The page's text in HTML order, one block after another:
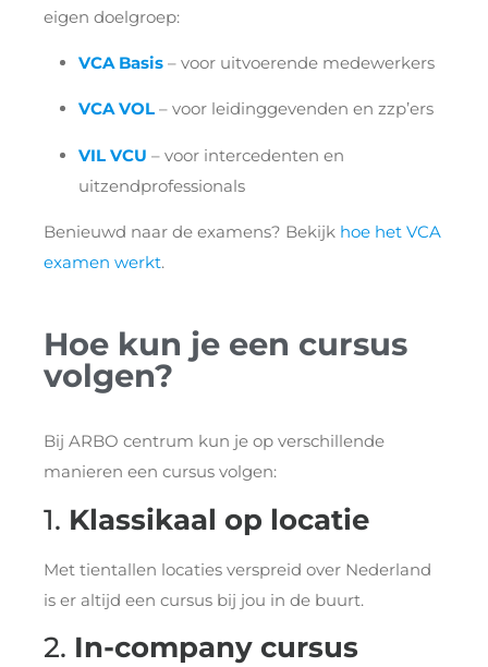
eigen doelgroep:
VCA Basis – voor uitvoerende medewerkers
VCA VOL – voor leidinggevenden en zzp’ers
VIL VCU – voor intercedenten en
uitzendprofessionals
Benieuwd naar de examens? Bekijk hoe het VCA
examen werkt.
Hoe kun je een cursus
volgen?
Bij ARBO centrum kun je op verschillende
manieren een cursus volgen:
1. Klassikaal op locatie
Met tientallen locaties verspreid over Nederland
is er altijd een cursus bij jou in de buurt.
2. In-company cursus